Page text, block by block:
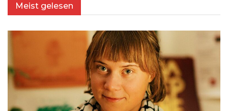
Meist gelesen